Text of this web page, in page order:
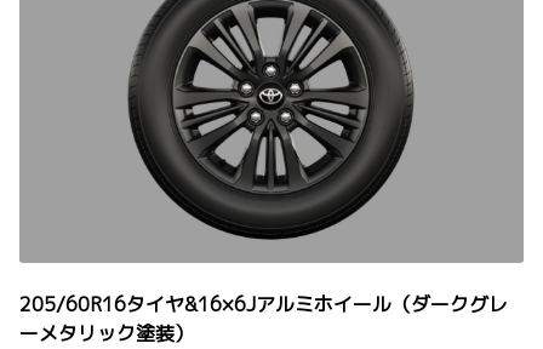
205/60R16タイヤ&16×6Jアルミホイール（ダークグレ
ーメタリック塗装）